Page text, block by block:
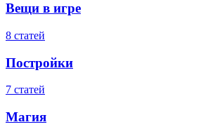
Вещи в игре
8 статей
Постройки
7 статей
Магия